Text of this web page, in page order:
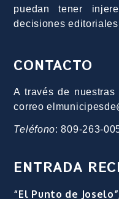
puedan tener
decisiones
CONTACTO
A través de
correo
Teléfono: 809-263-
ENTRADA
“El Punto de